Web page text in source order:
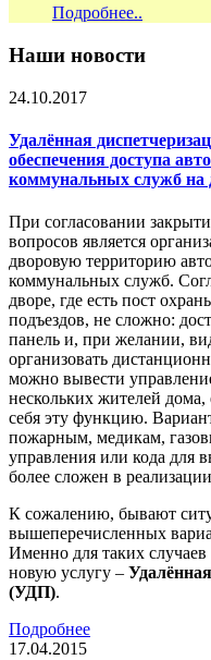
Подробнее..
Наши новости
24.10.2017
Удалённая
обеспечения доступа
коммунальных служб на
При согласовании
вопросов является
дворовую территорию
коммунальных служб.
дворе, где есть пост
подъездов, не сложно:
панель и, при желании,
организовать
можно вывести
нескольких жителей дома,
себя эту функцию.
пожарным, медикам,
управления или кода для
более сложен в
К сожалению, бывают
вышеперечисленных
Именно для таких
новую услугу –
(УДП).
Подробнее
17.04.2015